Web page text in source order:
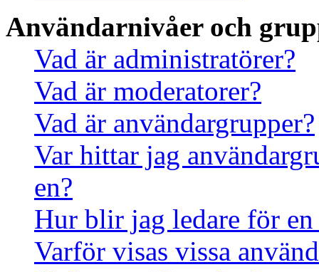
Användarnivåer och
Vad är administratörer?
Vad är moderatorer?
Vad är användargrupper?
Var hittar jag
en?
Hur blir jag ledare för en
Varför visas vissa